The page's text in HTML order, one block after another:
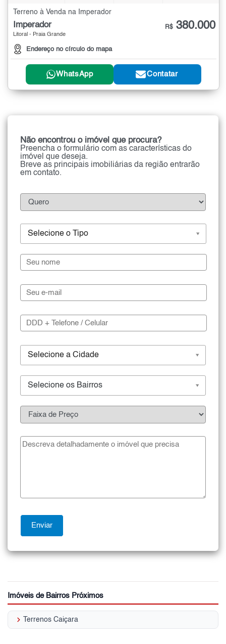
Terreno à Venda na Imperador
Imperador
Litoral - Praia Grande
Endereço no círculo do mapa
R$ 380.000
WhatsApp Contatar
Não encontrou o imóvel que procura?
Preencha o formulário com as características do
imóvel que deseja.
Breve as principais imobiliárias da região entrarão
em contato.
Selecione o Tipo
Selecione a Cidade
Selecione os Bairros
Imóveis de Bairros Próximos
keyboard_arrow_right Terrenos Caiçara